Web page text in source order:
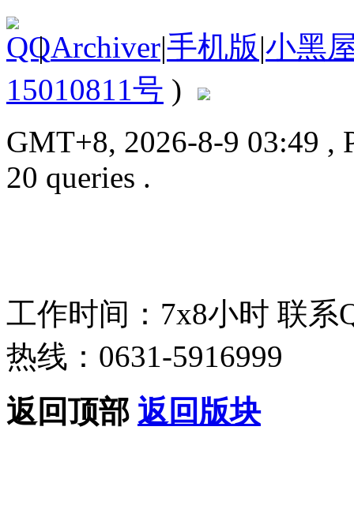
| Archiver|手机版|小黑
15010811号 )
GMT+8, 2026-8-9 03:49 ,
20 queries .
工作时间：7x8小时 联系
热线：0631-5916999
返回顶部 返回版块